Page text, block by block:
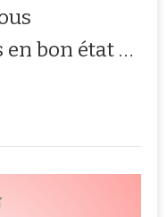
en bon état …